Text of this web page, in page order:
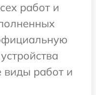
работ и
виды работ и